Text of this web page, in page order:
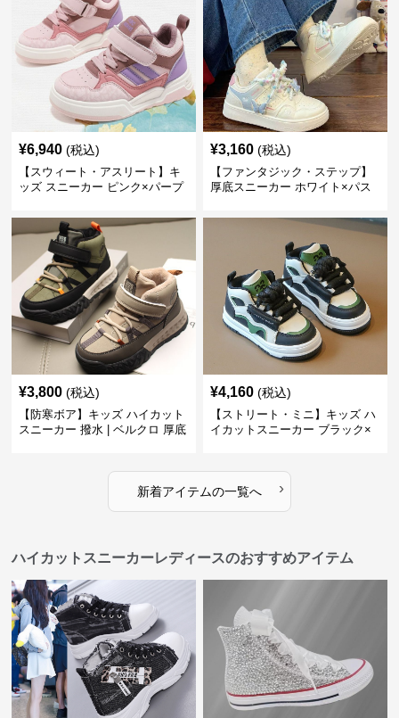
¥6,940 (税込)
【スウィート・アスリート】キ
ッズ スニーカー ピンク×パープ
ンソール ガールズ
¥3,160 (税込)
【ファンタジック・ステップ】
厚底スニーカー ホワイト×パス
チャンキーシューレース ガーリ
¥3,800 (税込)
【防寒ボア】キッズ ハイカット
スニーカー 撥水 | ベルクロ 厚底
¥4,160 (税込)
【ストリート・ミニ】キッズ ハ
イカットスニーカー ブラック×
新着アイテムの一覧へ ›
ハイカットスニーカーレディースのおすすめアイテム